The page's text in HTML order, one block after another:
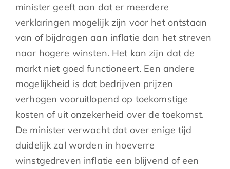
minister geeft aan dat er meerdere
verklaringen mogelijk zijn voor het ontstaan
van of bijdragen aan inflatie dan het streven
naar hogere winsten. Het kan zijn dat de
markt niet goed functioneert. Een andere
mogelijkheid is dat bedrijven prijzen
verhogen vooruitlopend op toekomstige
kosten of uit onzekerheid over de toekomst.
De minister verwacht dat over enige tijd
duidelijk zal worden in hoeverre
winstgedreven inflatie een blijvend of een